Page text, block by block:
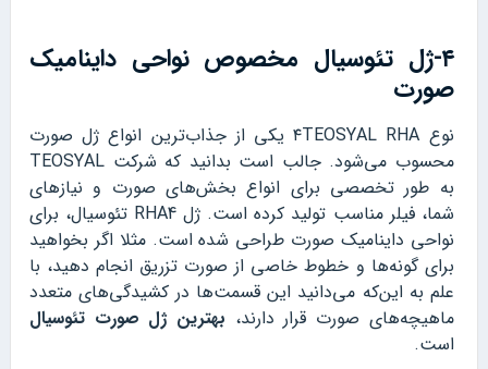
۴-ژل تئوسیال مخصوص نواحی داینامیک
صورت
نوع ۴TEOSYAL RHA یکی از جذاب‌ترین انواع ژل صورت
محسوب می‌شود. جالب است بدانید که شرکت TEOSYAL
به طور تخصصی برای انواع بخش‌های صورت و نیازهای
شما، فیلر مناسب تولید کرده است. ژل RHA4 تئوسیال، برای
نواحی داینامیک صورت طراحی شده است. مثلا اگر بخواهید
برای گونه‌ها و خطوط خاصی از صورت تزریق انجام دهید، با
علم به این‌که می‌دانید این قسمت‌ها در کشیدگی‌های متعدد
ماهیچه‌های صورت قرار دارند، بهترین ژل صورت تئوسیال
است.